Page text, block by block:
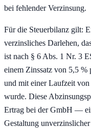
bei fehlender Verzinsung.
Für die Steuerbilanz gilt:
verzinsliches Darlehen,
ist nach § 6 Abs. 1 Nr. 3
einem Zinssatz von 5,5 %
und mit einer Laufzeit
wurde. Diese
Ertrag bei der GmbH —
Gestaltung